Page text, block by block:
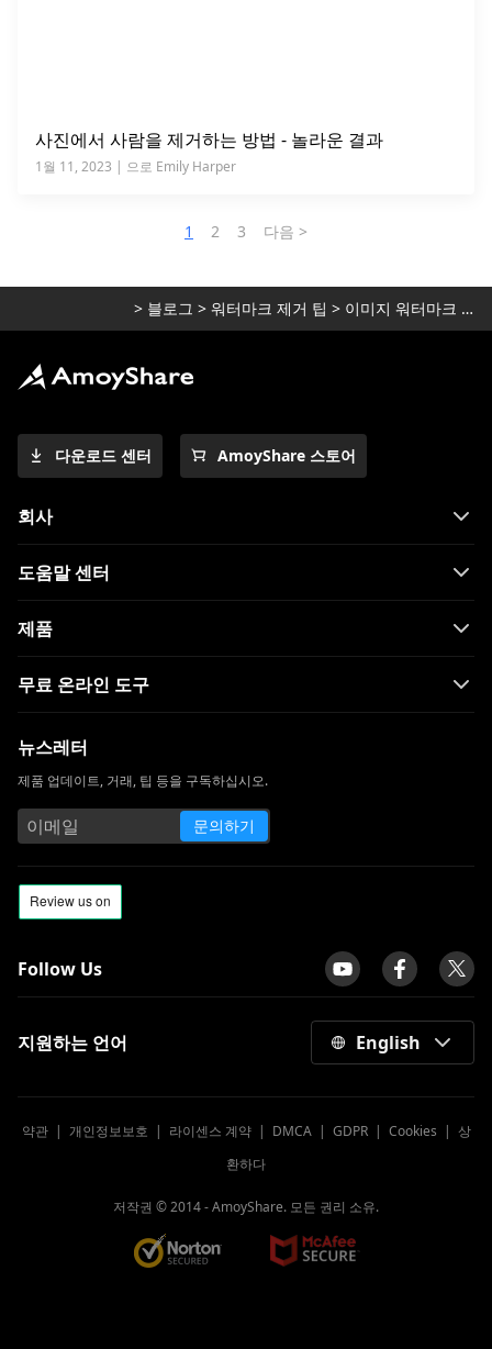
사진에서 사람을 제거하는 방법 - 놀라운 결과
1월 11, 2023 | 으로 Emily Harper
1 2 3 다음 >
> 블로그 > 워터마크 제거 팁 > 이미지 워터마크 제거 팁
다운로드 센터 AmoyShare 스토어
회사
도움말 센터
제품
무료 온라인 도구
뉴스레터
제품 업데이트, 거래, 팁 등을 구독하십시오.
문의하기
Follow Us
지원하는 언어 English
약관| 개인정보보호 | 라이센스 계약| DMCA| GDPR| Cookies | 상
환하다
저작권 © 2014 -AmoyShare. 모든 권리 소유.